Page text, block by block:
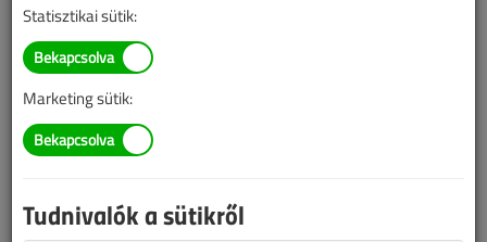
Az okos fűtésszabályozó szuper cucc. Trendi, jól néz ki és
optimalizálja gázfogyasztásunkat. A világpiacon kapható 3 trendi
Műsorunkban a Honeywell Evohome termosztáttal kapcsolatos
kérdésekre válaszolunk.
Statisztikai sütik:
Marketing sütik:
Tudnivalók a sütikről